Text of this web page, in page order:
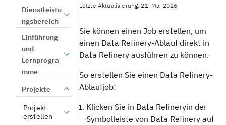
Dienstleistu
ngsbereich
Einführung
und
Lernprogra
mme
Projekte
Projekt
erstellen
Letzte Aktualisierung: 21. Mai 2026
Sie können einen Job erstellen, um
einen Data Refinery-Ablauf direkt in
Data Refinery ausführen zu können.
So erstellen Sie einen Data Refinery-
Ablaufjob:
Klicken Sie in Data Refineryin der
Symbolleiste von Data Refinery auf